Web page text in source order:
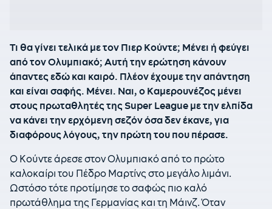
Τι θα γίνει τελικά με τον Πιερ Κούντε; Μένει ή φεύγει
από τον Ολυμπιακό; Αυτή την ερώτηση κάνουν
άπαντες εδώ και καιρό. Πλέον έχουμε την απάντηση
και είναι σαφής. Μένει. Ναι, ο Καμερουνέζος μένει
στους πρωταθλητές της Super League με την ελπίδα
να κάνει την ερχόμενη σεζόν όσα δεν έκανε, για
διαφόρους λόγους, την πρώτη του που πέρασε.
Ο Κούντε άρεσε στον Ολυμπιακό από το πρώτο
καλοκαίρι του Πέδρο Μαρτίνς στο μεγάλο λιμάνι.
Ωστόσο τότε προτίμησε το σαφώς πιο καλό
πρωτάθλημα της Γερμανίας και τη Μάινζ. Όταν